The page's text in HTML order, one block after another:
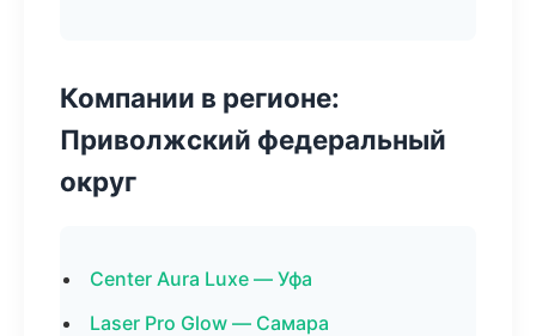
Компании в регионе:
Приволжский федеральный
округ
Center Aura Luxe — Уфа
Laser Pro Glow — Самара